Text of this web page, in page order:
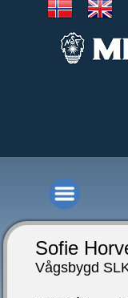
Sofie
Vågsbygd